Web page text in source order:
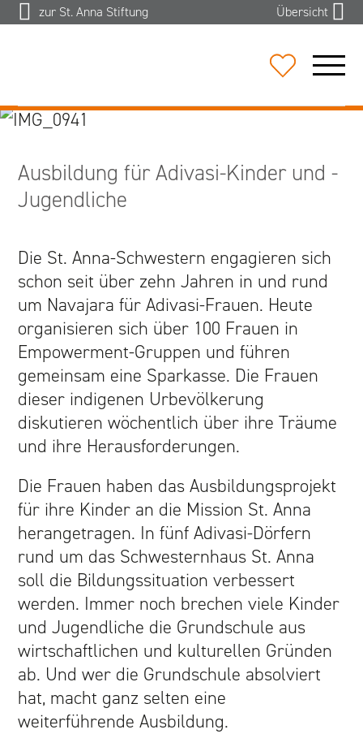
zur St. Anna Stiftung Übersicht
ÜBER UNS
PORTRÄT
JAHRESBERICHTE
GESCHICHTE
ST. ANNA-SCHWESTERN
SCHWERPUNKTE
BILDUNG
FRAUEN-EMPOWERMENT
FRAUEN GEGEN KLIMAWANDEL
PROJEKTE
ÜBERSICHT
Ausbildung für Adivasi-Kinder und -
Jugendliche
Die St. Anna-Schwestern engagieren sich
schon seit über zehn Jahren in und rund
um Navajara für Adivasi-Frauen. Heute
organisieren sich über 100 Frauen in
Empowerment-Gruppen und führen
gemeinsam eine Sparkasse. Die Frauen
dieser indigenen Urbevölkerung
diskutieren wöchentlich über ihre Träume
und ihre Herausforderungen.
Die Frauen haben das Ausbildungsprojekt
für ihre Kinder an die Mission St. Anna
herangetragen. In fünf Adivasi-Dörfern
rund um das Schwesternhaus St. Anna
soll die Bildungssituation verbessert
werden. Immer noch brechen viele Kinder
und Jugendliche die Grundschule aus
wirtschaftlichen und kulturellen Gründen
ab. Und wer die Grundschule absolviert
hat, macht ganz selten eine
weiterführende Ausbildung.